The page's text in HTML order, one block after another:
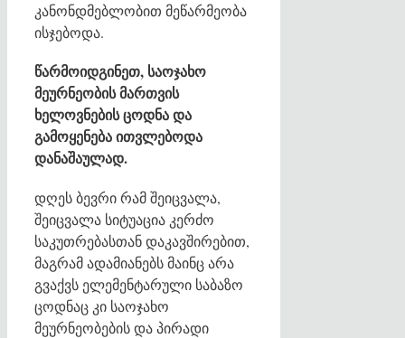
კანონდმებლობით მეწარმეობა
ისჯებოდა.
წარმოიდგინეთ, საოჯახო
მეურნეობის მართვის
ხელოვნების ცოდნა და
გამოყენება ითვლებოდა
დანაშაულად.
დღეს ბევრი რამ შეიცვალა,
შეიცვალა სიტუაცია კერძო
საკუთრებასთან დაკავშირებით,
მაგრამ ადამიანებს მაინც არა
გვაქვს ელემენტარული საბაზო
ცოდნაც კი საოჯახო
მეურნეობების და პირადი